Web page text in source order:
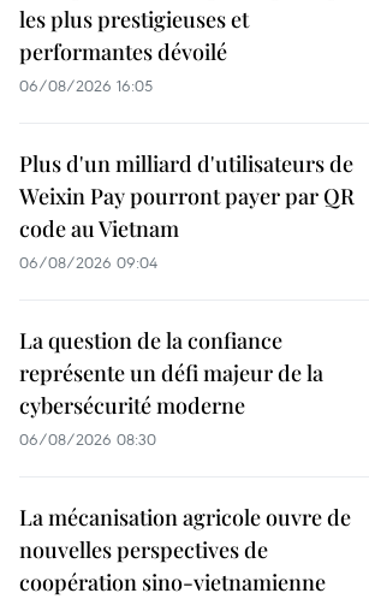
les plus prestigieuses et
performantes dévoilé
06/08/2026 16:05
Plus d'un milliard d'utilisateurs de
Weixin Pay pourront payer par QR
code au Vietnam
06/08/2026 09:04
La question de la confiance
représente un défi majeur de la
cybersécurité moderne
06/08/2026 08:30
La mécanisation agricole ouvre de
nouvelles perspectives de
coopération sino-vietnamienne